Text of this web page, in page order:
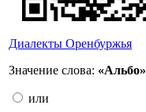
Диалекты Оренбуржья
Значение слова: «Альбо»
или